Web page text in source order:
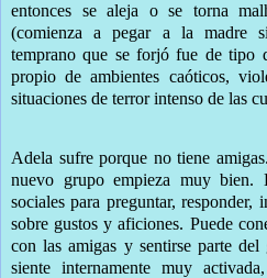
entonces se aleja o se torna
(comienza a pegar a la madre
temprano que se forjó fue de tipo
propio de ambientes caóticos,
situaciones de terror intenso de las
Adela sufre porque no tiene
nuevo grupo empieza muy bien.
sociales para preguntar, responder,
sobre gustos y aficiones. Puede
con las amigas y sentirse parte
siente internamente muy